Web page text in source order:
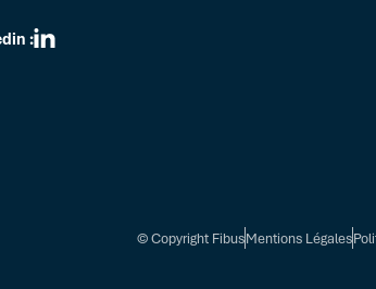
:
© Copyright FibusMentions Légales